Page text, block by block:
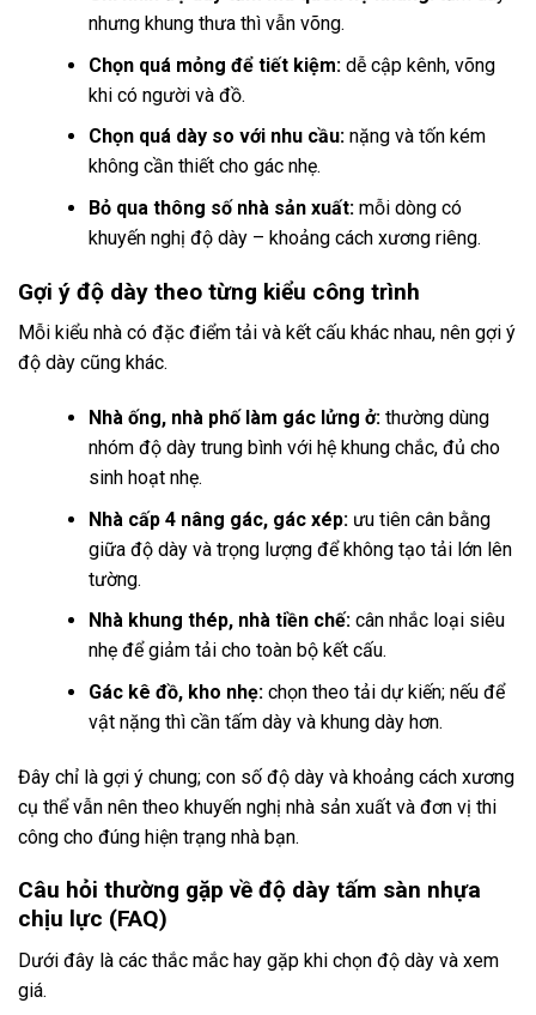
nhưng khung thưa thì vẫn võng.
Chọn quá mỏng để tiết kiệm:dễ cập kênh, võng
khi có người và đồ.
Chọn quá dày so với nhu cầu:nặng và tốn kém
không cần thiết cho gác nhẹ.
Bỏ qua thông số nhà sản xuất:mỗi dòng có
khuyến nghị độ dày – khoảng cách xương riêng.
Gợi ý độ dày theo từng kiểu công trình
Mỗi kiểu nhà có đặc điểm tải và kết cấu khác nhau, nên gợi ý
độ dày cũng khác.
Nhà ống, nhà phố làm gác lửng ở:thường dùng
nhóm độ dày trung bình với hệ khung chắc, đủ cho
sinh hoạt nhẹ.
Nhà cấp 4 nâng gác, gác xép:ưu tiên cân bằng
giữa độ dày và trọng lượng để không tạo tải lớn lên
tường.
Nhà khung thép, nhà tiền chế:cân nhắc loại siêu
nhẹ để giảm tải cho toàn bộ kết cấu.
Gác kê đồ, kho nhẹ:chọn theo tải dự kiến; nếu để
vật nặng thì cần tấm dày và khung dày hơn.
Đây chỉ là gợi ý chung; con số độ dày và khoảng cách xương
cụ thể vẫn nên theo khuyến nghị nhà sản xuất và đơn vị thi
công cho đúng hiện trạng nhà bạn.
Câu hỏi thường gặp về độ dày tấm sàn nhựa
chịu lực (FAQ)
Dưới đây là các thắc mắc hay gặp khi chọn độ dày và xem
giá.